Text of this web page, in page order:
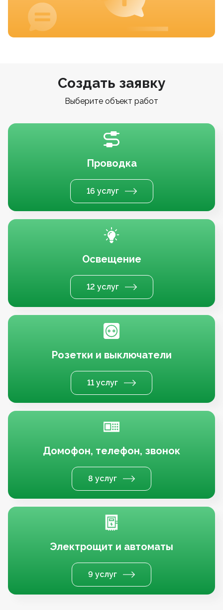
Создать заявку
Выберите объект работ
Проводка
16 услуг
Освещение
12 услуг
Розетки и выключатели
11 услуг
Домофон, телефон, звонок
8 услуг
Электрощит и автоматы
9 услуг